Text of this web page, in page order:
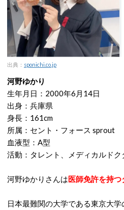
出典： sponichi.co.jp
河野ゆかり
生年月日：2000年6月14日
出身：兵庫県
身長：161cm
所属：セント・フォース sprout
血液型：A型
活動：タレント、メディカルドク
河野ゆかりさんは医師免許を持つ
日本最難関の大学である東京大